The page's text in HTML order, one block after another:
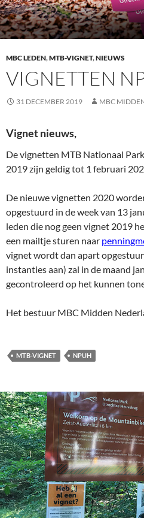
MBC LEDEN,MTB-VIGNET,NIEUWS
VIGNETTEN
31 DECEMBER 2019 MBC
Vignet nieuws,
De vignetten MTB Nationaal
2019 zijn geldig tot 1 februari
De nieuwe vignetten 2020
opgestuurd in de week van 13
leden die nog geen vignet 2019
een mailtje sturen naar
vignet wordt dan apart
instanties aan) zal in de maand
gecontroleerd op het kunnen
Het bestuur MBC Midden
MTB-VIGNET NPUH